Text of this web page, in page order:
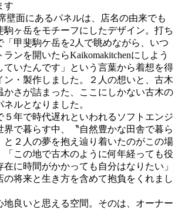
す
面にあるパネルは、店名の由来でも
駒ヶ岳をモチーフにしたデザイン。打ち
「甲斐駒ケ岳を2人で眺めながら、いつ
ランを開いたらKaikomakitchenにしよう
ていたんです」という言葉から着想を得
ン・製作しました。２人の想いと、古木
かさが詰まった、ここにしかない古木の
ネルとなりました。
年で時代遅れといわれるソフトエンジ
界で暮らす中、〝自然豊かな田舎で暮ら
と２人の夢を抱え辿り着いたのがこの場
「この地で古木のように何年経っても役
在に時間がかかっても自分はなりたい」
の将来と生き方を含めて抱負をくれまし
良いと思える空間。そのは、オーナー